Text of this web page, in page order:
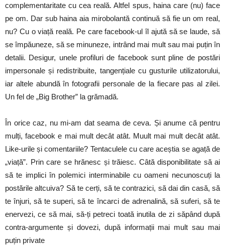
complementaritate cu cea reală. Altfel spus, haina care (nu) face
pe om. Dar sub haina aia mirobolantă continuă să fie un om real,
nu? Cu o viață reală. Pe care facebook-ul îl ajută să se laude, să
se împăuneze, să se minuneze, intrând mai mult sau mai puțin în
detalii. Desigur, unele profiluri de facebook sunt pline de postări
impersonale și redistribuite, tangențiale cu gusturile utilizatorului,
iar altele abundă în fotografii personale de la fiecare pas al zilei.
Un fel de „Big Brother” la grămadă.
În orice caz, nu mi-am dat seama de ceva. Și anume că pentru
mulți, facebook e mai mult decât atât. Muult mai mult decât atât.
Like-urile și comentariile? Tentaculele cu care aceștia se agață de
„viață”. Prin care se hrănesc și trăiesc. Câtă disponibilitate să ai
să te implici în polemici interminabile cu oameni necunoscuți la
postările altcuiva? Să te cerți, să te contrazici, să dai din casă, să
te înjuri, să te superi, să te încarci de adrenalină, să suferi, să te
enervezi, ce să mai, să-ți petreci toată inutila de zi săpând după
contra-argumente și dovezi, după informații mai mult sau mai
puțin private